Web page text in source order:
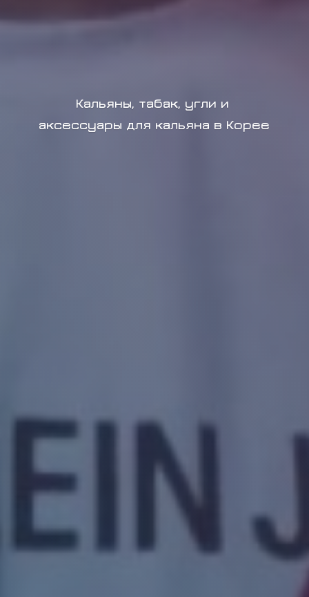
Кальяны, табак, угли и
аксессуары для кальяна в Корее